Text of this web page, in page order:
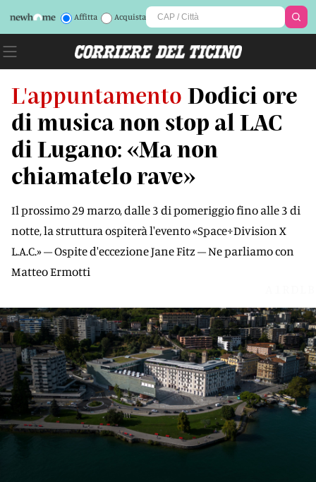
Affitta Acquista
L'appuntamento Dodici ore
di musica non stop al LAC
di Lugano: «Ma non
chiamatelo rave»
Il prossimo 29 marzo, dalle 3 di pomeriggio fino alle 3 di
notte, la struttura ospiterà l'evento «Space÷Division X
L.A.C.» – Ospite d'eccezione Jane Fitz – Ne parliamo con
Matteo Ermotti